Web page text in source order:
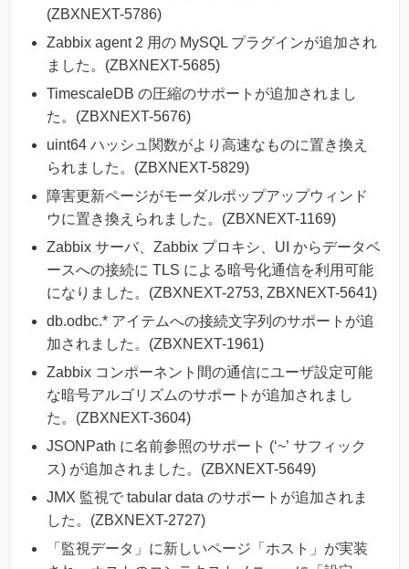
(ZBXNEXT-5786)
Zabbix agent 2 用の MySQL プラグインが追加され
ました。(ZBXNEXT-5685)
TimescaleDB の圧縮のサポートが追加されまし
た。(ZBXNEXT-5676)
uint64 ハッシュ関数がより高速なものに置き換え
られました。(ZBXNEXT-5829)
障害更新ページがモーダルポップアップウィンド
ウに置き換えられました。(ZBXNEXT-1169)
Zabbix サーバ、Zabbix プロキシ、UI からデータベ
ースへの接続に TLS による暗号化通信を利用可能
になりました。(ZBXNEXT-2753, ZBXNEXT-5641)
db.odbc.* アイテムへの接続文字列のサポートが追
加されました。(ZBXNEXT-1961)
Zabbix コンポーネント間の通信にユーザ設定可能
な暗号アルゴリズムのサポートが追加されまし
た。(ZBXNEXT-3604)
JSONPath に名前参照のサポート (‘~’ サフィック
ス) が追加されました。(ZBXNEXT-5649)
JMX 監視で tabular data のサポートが追加されま
した。(ZBXNEXT-2727)
「監視データ」に新しいページ「ホスト」が実装